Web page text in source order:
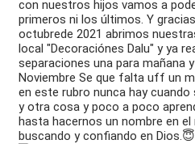
con nuestros hijos vamos a
primeros ni los últimos. Y
octubrede 2021 abrimos
local "Decoraciónes Dalu" y ya
separaciones una para mañana
Noviembre Se que falta uff un
en este rubro nunca hay cuando
y otra cosa y poco a poco
hasta hacernos un nombre en
buscando y confiando en